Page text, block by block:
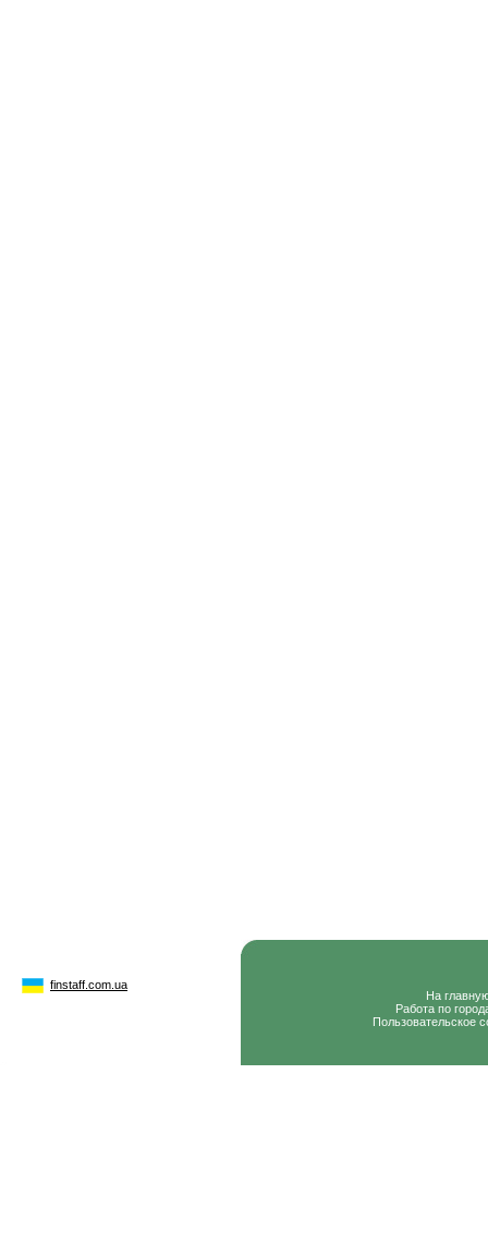
finstaff.com.ua
На
Работа по
Пользовательское